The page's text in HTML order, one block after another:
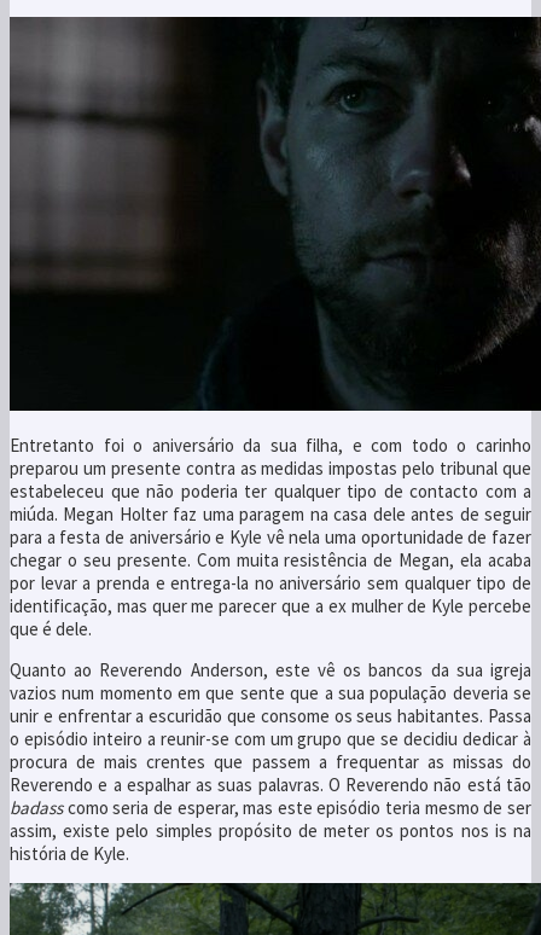
Entretanto foi o aniversário da sua filha, e com todo o carinho
preparou um presente contra as medidas impostas pelo tribunal que
estabeleceu que não poderia ter qualquer tipo de contacto com a
miúda. Megan Holter faz uma paragem na casa dele antes de seguir
para a festa de aniversário e Kyle vê nela uma oportunidade de fazer
chegar o seu presente. Com muita resistência de Megan, ela acaba
por levar a prenda e entrega-la no aniversário sem qualquer tipo de
identificação, mas quer me parecer que a ex mulher de Kyle percebe
que é dele.
Quanto ao Reverendo Anderson, este vê os bancos da sua igreja
vazios num momento em que sente que a sua população deveria se
unir e enfrentar a escuridão que consome os seus habitantes. Passa
o episódio inteiro a reunir-se com um grupo que se decidiu dedicar à
procura de mais crentes que passem a frequentar as missas do
Reverendo e a espalhar as suas palavras. O Reverendo não está tão
badasscomo seria de esperar, mas este episódio teria mesmo de ser
assim, existe pelo simples propósito de meter os pontos nos is na
história de Kyle.